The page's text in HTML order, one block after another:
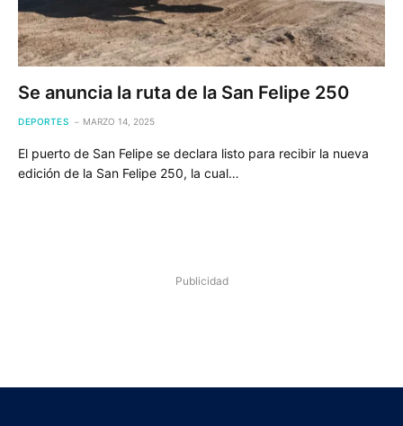
Se anuncia la ruta de la San Felipe 250
DEPORTES MARZO 14, 2025
El puerto de San Felipe se declara listo para recibir la nueva
edición de la San Felipe 250, la cual…
Publicidad